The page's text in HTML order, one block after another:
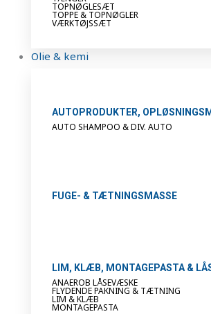
TOPNØGLESÆT
TOPPE & TOPNØGLER
VÆRKTØJSSÆT
Olie & kemi
AUTOPRODUKTER,
AUTO SHAMPOO & DIV. AUTO
FUGE- & TÆTNINGSMASSE
LIM, KLÆB, MONTAGEPASTA &
ANAEROB LÅSEVÆSKE
FLYDENDE PAKNING & TÆTNING
LIM & KLÆB
MONTAGEPASTA